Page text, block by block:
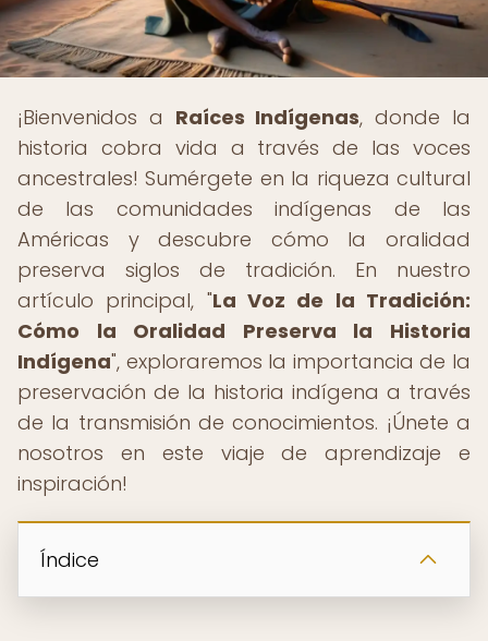
¡Bienvenidos a Raíces Indígenas, donde la
historia cobra vida a través de las voces
ancestrales! Sumérgete en la riqueza cultural
de las comunidades indígenas de las
Américas y descubre cómo la oralidad
preserva siglos de tradición. En nuestro
artículo principal, "La Voz de la Tradición:
Cómo la Oralidad Preserva la Historia
Indígena", exploraremos la importancia de la
preservación de la historia indígena a través
de la transmisión de conocimientos. ¡Únete a
nosotros en este viaje de aprendizaje e
inspiración!
Índice